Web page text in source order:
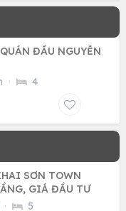
ĐẦU NGUYỄN
· 4
SƠN TOWN
GIÁ ĐẦU TƯ
· 5